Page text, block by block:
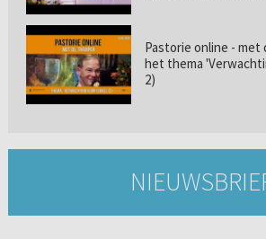
Pastorie online - met
het thema
2)